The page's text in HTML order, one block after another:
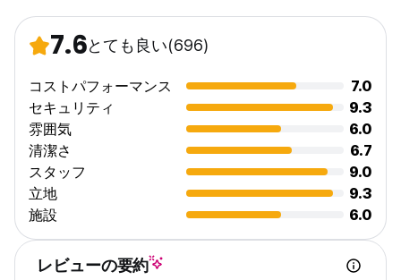
7.6とても良い(696)
コストパフォーマンス
7.0
セキュリティ
9.3
雰囲気
6.0
清潔さ
6.7
スタッフ
9.0
立地
9.3
施設
6.0
レビューの要約